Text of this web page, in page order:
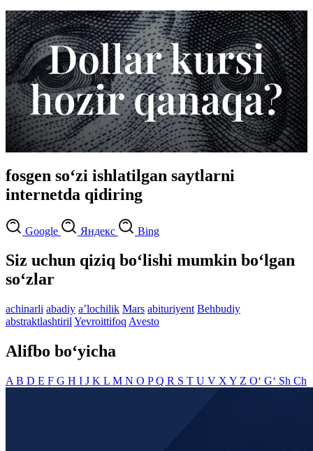
fosgen so‘zi ishlatilgan saytlarni
internetda qidiring
Google Яндекс Bing
Siz uchun qiziq bo‘lishi mumkin bo‘lgan
so‘zlar
achinarli abadiy aʼlochilik Mars abituriyent Behbudiy
abstraktlashtiril Yevroittifoq Avesto
Alifbo bo‘yicha
A B D E F G H I J K L M N O PQ R S T U V X Y Z O‘ G‘ Sh Ch